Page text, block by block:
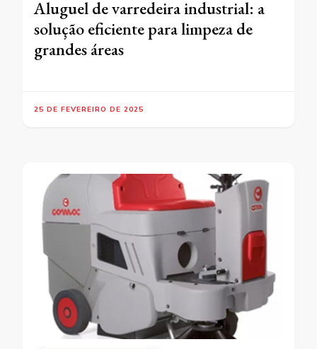
Aluguel de varredeira industrial: a
solução eficiente para limpeza de
grandes áreas
25 DE FEVEREIRO DE 2025